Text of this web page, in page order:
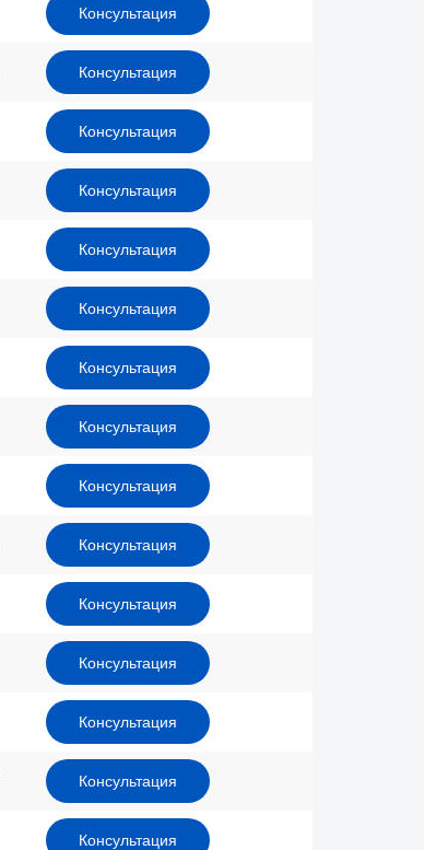
Консультация
Консультация
Консультация
Консультация
Консультация
Консультация
Консультация
Консультация
Консультация
Консультация
Консультация
Консультация
Консультация
Консультация
Консультация